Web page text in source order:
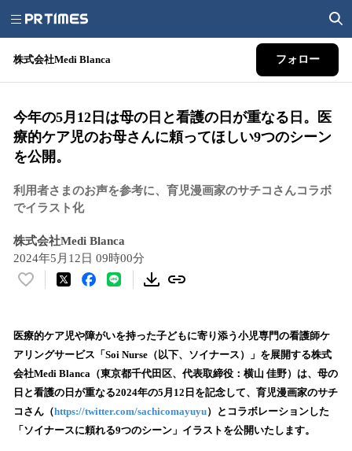
株式会社Medi Blanca フォロー
今年の5月12日は母の日と看護の日が重なる日。医
療的ケア児のお母さんに頼ってほしい9つのシーン
を公開。
利用者さまのお声を参考に、育児漫画家のサチコさんコラボ
でイラスト化
株式会社Medi Blanca
2024年5月12日 09時00分
い
！
数
を
読
込
み
医療的ケア児や障がいを持った子どもに寄り添う小児専門の看護師ケ
アリングサービス「Soi Nurse（以下、ソイナース）」を展開する株式
会社Medi Blanca（東京都千代田区、代表取締役：横山 佳野）は、母の
日と看護の日が重なる2024年の5月12日を記念して、育児漫画家のサチ
コさん（https://twitter.com/sachicomayuyu）とコラボレーションした
「ソイナースに頼れる9つのシーン」イラストを公開いたします。